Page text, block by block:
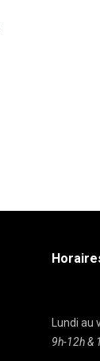
Lundi au
9h-12h &